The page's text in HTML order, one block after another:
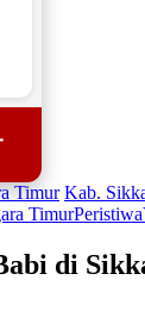
Timur Kab.
TimurPeristiwa
di